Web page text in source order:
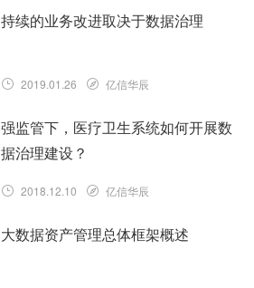
持续的业务改进取决于数据治理
2019.01.26 亿信华辰
强监管下，医疗卫生系统如何开展数
据治理建设？
2018.12.10 亿信华辰
大数据资产管理总体框架概述